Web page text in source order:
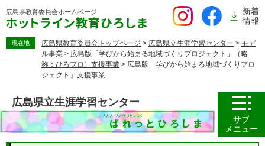
ー
広島県教育委員会ホームページ
新着
情報
現在地 広島県教育委員会トップページ > 広島県立生涯学習センター > モデ
ル事業 > 広島版「学びから始まる地域づくりプロジェクト」（略
称：ひろプロ）支援事業 > 広島版「学びから始まる地域づくりプロ
ジェクト」支援事業
広島県立生涯学習センター
サブ
メニュー